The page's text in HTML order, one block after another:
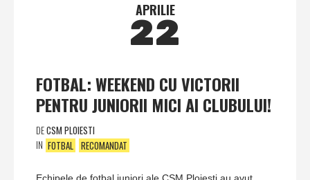
APRILIE
22
FOTBAL: WEEKEND CU VICTORII
PENTRU JUNIORII MICI AI CLUBULUI!
DECSM PLOIESTI
IN FOTBAL RECOMANDAT
Echipele de fotbal juniori ale CSM Ploieşti au avut